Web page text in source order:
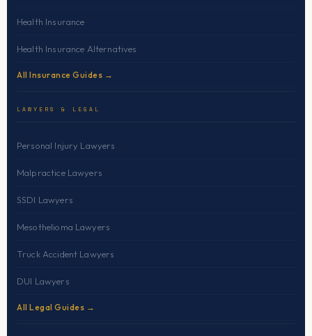
Health Insurance
Health Insurance Alternatives
All Insurance Guides →
LAWYERS & LEGAL
Personal Injury Lawyers
Malpractice Lawyers
SSDI Lawyers
Mesothelioma Lawyers
Truck Accident Lawyers
DUI Lawyers
All Legal Guides →